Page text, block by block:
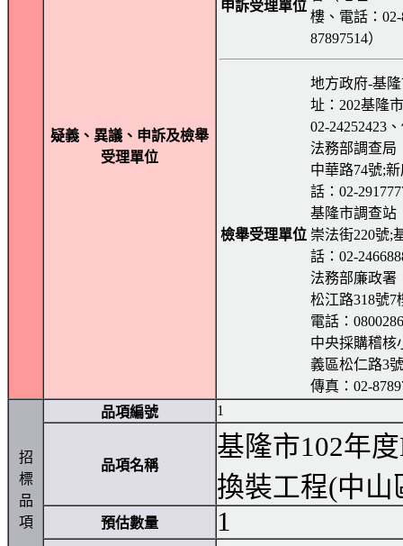
疑義、異議、申訴及檢舉
受理單位
申訴受理單位
樓、電話：
87897514）
檢舉受理單位
地方政府-基
址：202基隆
02-24252423
法務部調查局
中華路74號;
話：02-
基隆市調查站
崇法街220號;
話：02-
法務部廉政署
松江路318號7
電話：
中央採購稽核
義區松仁路3
傳真：02-
招
標
品
項
品項編號 1
品項名稱
基隆市102年
換裝工程(中山
預估數量 1